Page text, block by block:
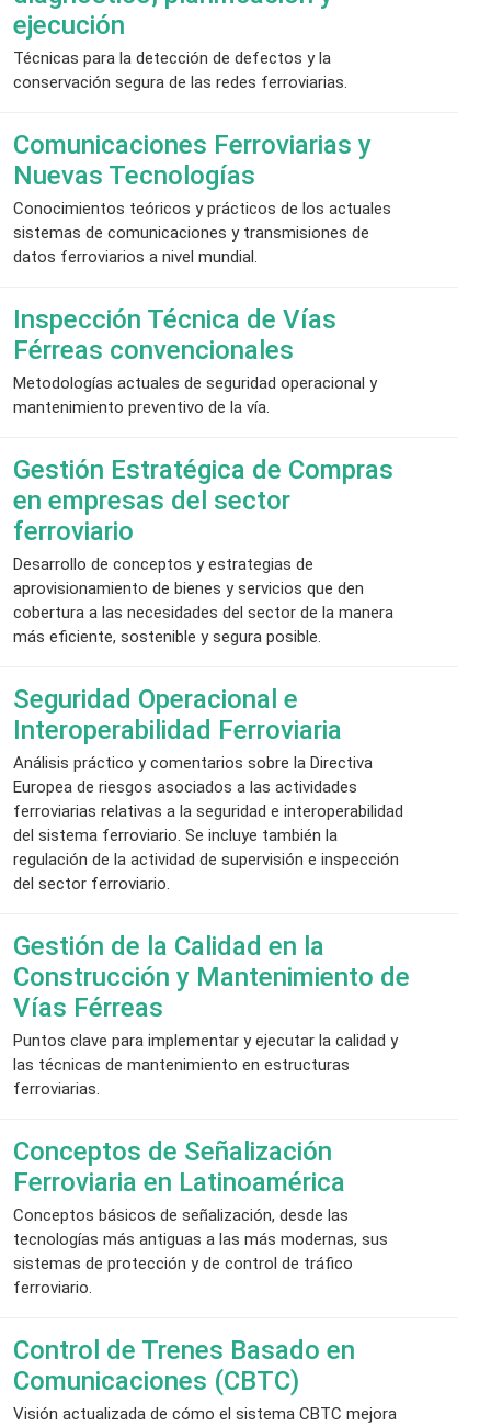
ejecución
Técnicas para la detección de defectos y la
conservación segura de las redes ferroviarias.
Comunicaciones Ferroviarias y
Nuevas Tecnologías
Conocimientos teóricos y prácticos de los actuales
sistemas de comunicaciones y transmisiones de
datos ferroviarios a nivel mundial.
Inspección Técnica de Vías
Férreas convencionales
Metodologías actuales de seguridad operacional y
mantenimiento preventivo de la vía.
Gestión Estratégica de Compras
en empresas del sector
ferroviario
Desarrollo de conceptos y estrategias de
aprovisionamiento de bienes y servicios que den
cobertura a las necesidades del sector de la manera
más eficiente, sostenible y segura posible.
Seguridad Operacional e
Interoperabilidad Ferroviaria
Análisis práctico y comentarios sobre la Directiva
Europea de riesgos asociados a las actividades
ferroviarias relativas a la seguridad e interoperabilidad
del sistema ferroviario. Se incluye también la
regulación de la actividad de supervisión e inspección
del sector ferroviario.
Gestión de la Calidad en la
Construcción y Mantenimiento de
Vías Férreas
Puntos clave para implementar y ejecutar la calidad y
las técnicas de mantenimiento en estructuras
ferroviarias.
Conceptos de Señalización
Ferroviaria en Latinoamérica
Conceptos básicos de señalización, desde las
tecnologías más antiguas a las más modernas, sus
sistemas de protección y de control de tráfico
ferroviario.
Control de Trenes Basado en
Comunicaciones (CBTC)
Visión actualizada de cómo el sistema CBTC mejora